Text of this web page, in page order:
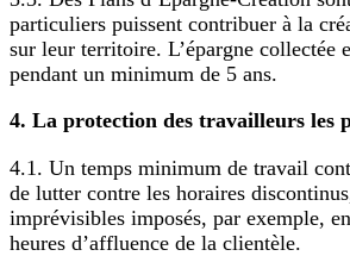
particuliers puissent contribuer à la
sur leur territoire. L’épargne collectée
pendant un minimum de 5 ans.
4. La protection des travailleurs les
4.1. Un temps minimum de travail
de lutter contre les horaires
imprévisibles imposés, par exemple,
heures d’affluence de la clientèle.